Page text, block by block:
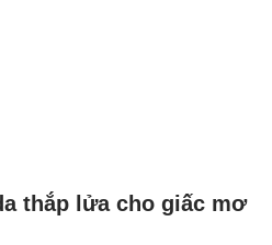
thắp lửa cho giấc mơ